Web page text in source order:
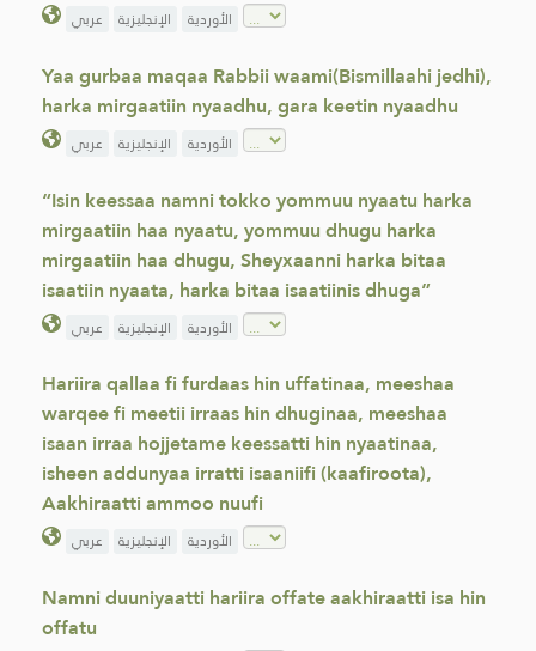
عربي الإنجليزية الأوردية
Yaa gurbaa maqaa Rabbii waami(Bismillaahi jedhi),
harka mirgaatiin nyaadhu, gara keetin nyaadhu
عربي الإنجليزية الأوردية
“Isin keessaa namni tokko yommuu nyaatu harka
mirgaatiin haa nyaatu, yommuu dhugu harka
mirgaatiin haa dhugu, Sheyxaanni harka bitaa
isaatiin nyaata, harka bitaa isaatiinis dhuga”
عربي الإنجليزية الأوردية
Hariira qallaa fi furdaas hin uffatinaa, meeshaa
warqee fi meetii irraas hin dhuginaa, meeshaa
isaan irraa hojjetame keessatti hin nyaatinaa,
isheen addunyaa irratti isaaniifi (kaafiroota),
Aakhiraatti ammoo nuufi
عربي الإنجليزية الأوردية
Namni duuniyaatti hariira offate aakhiraatti isa hin
offatu